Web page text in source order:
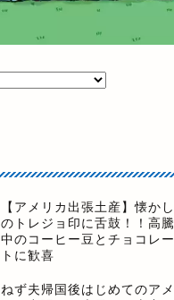
【アメリカ出張土産】懐かし
のトレジョ印に舌鼓！！高騰
中のコーヒー豆とチョコレー
トに歓喜
ねず夫帰国後はじめてのアメ